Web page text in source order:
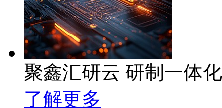
聚鑫汇研云 研制一体
了解更多